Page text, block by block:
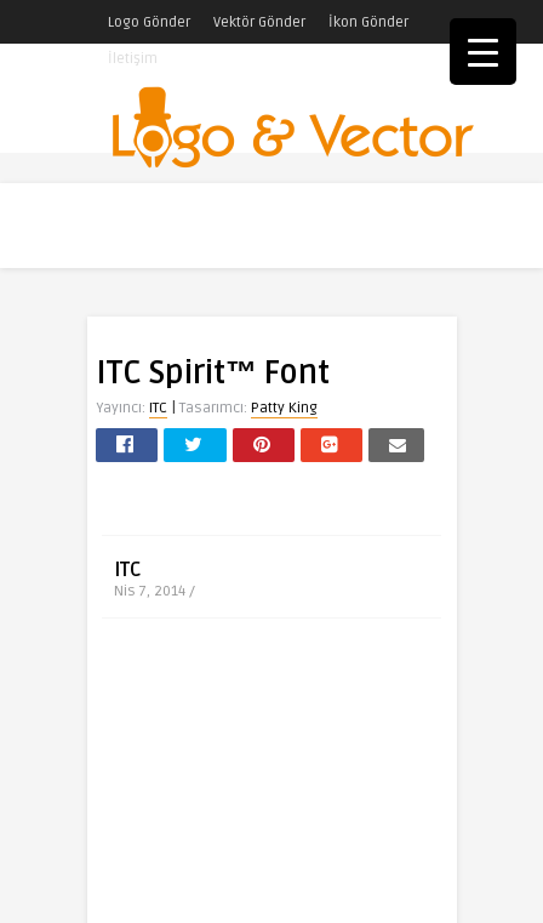
Logo Gönder Vektör Gönder
İkon Gönder
İletişim
ITC Spirit™ Font
Yayıncı: ITC |Tasarımcı: Patty King
ITC
Nis 7, 2014 /